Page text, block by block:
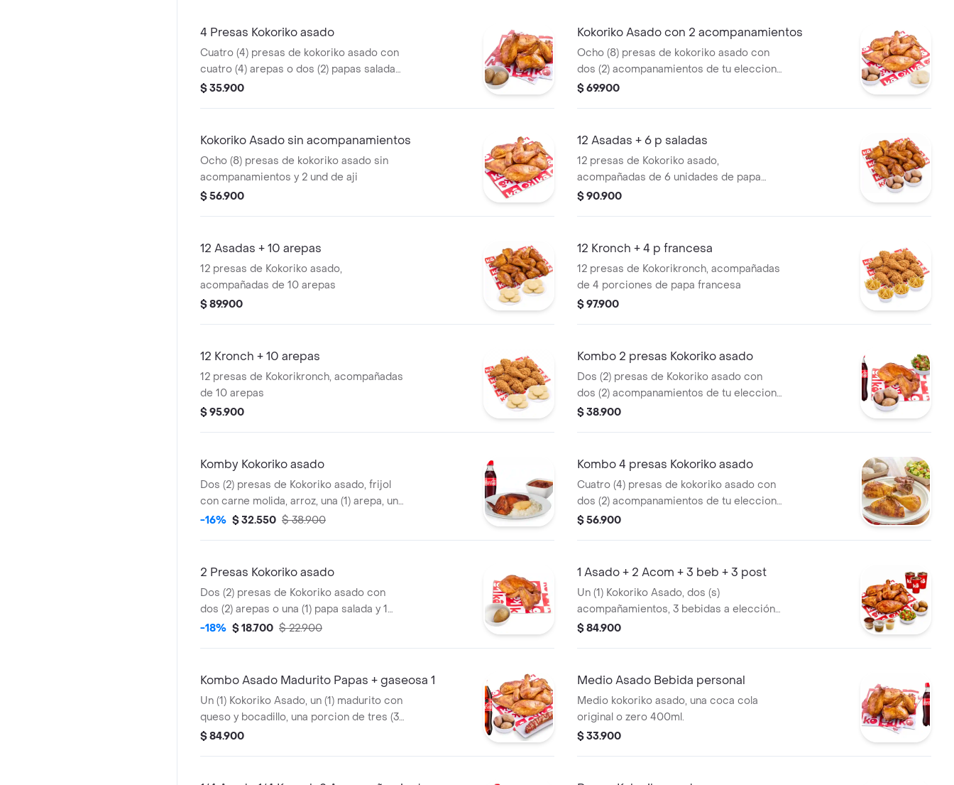
4 Presas Kokoriko asado
Cuatro (4) presas de kokoriko asado con
cuatro (4) arepas o dos (2) papas saladas
y 1 und de aji
$ 35.900
Kokoriko Asado con 2 acompanamientos
Ocho (8) presas de kokoriko asado con
dos (2) acompanamientos de tu eleccion
y 2 und de aji
$ 69.900
Kokoriko Asado sin acompanamientos
Ocho (8) presas de kokoriko asado sin
acompanamientos y 2 und de aji
$ 56.900
12 Asadas + 6 p saladas
12 presas de Kokoriko asado,
acompañadas de 6 unidades de papa
salada
$ 90.900
12 Asadas + 10 arepas
12 presas de Kokoriko asado,
acompañadas de 10 arepas
$ 89.900
12 Kronch + 4 p francesa
12 presas de Kokorikronch, acompañadas
de 4 porciones de papa francesa
$ 97.900
12 Kronch + 10 arepas
12 presas de Kokorikronch, acompañadas
de 10 arepas
$ 95.900
Kombo 2 presas Kokoriko asado
Dos (2) presas de Kokoriko asado con
dos (2) acompanamientos de tu eleccion,
una (1) Coca Cola 400 ml y 1 und de aji
$ 38.900
Komby Kokoriko asado
Dos (2) presas de Kokoriko asado, frijol
con carne molida, arroz, una (1) arepa, una
(1) Coca Cola 400 ml y 1 und de aji
-16% $ 32.550 $ 38.900
Kombo 4 presas Kokoriko asado
Cuatro (4) presas de kokoriko asado con
dos (2) acompanamientos de tu eleccion,
una (1) Coca Cola 400 ml y 1 und de aji
$ 56.900
2 Presas Kokoriko asado
Dos (2) presas de Kokoriko asado con
dos (2) arepas o una (1) papa salada y 1
und de aji
-18% $ 18.700 $ 22.900
1 Asado + 2 Acom + 3 beb + 3 post
Un (1) Kokoriko Asado, dos (s)
acompañamientos, 3 bebidas a elección y
3 postres
$ 84.900
Kombo Asado Madurito Papas + gaseosa 1
Un (1) Kokoriko Asado, un (1) madurito con
queso y bocadillo, una porcion de tres (3)
papas saladas, una (1) Coca-Cola 1,5lt y aji
$ 84.900
Medio Asado Bebida personal
Medio kokoriko asado, una coca cola
original o zero 400ml.
$ 33.900